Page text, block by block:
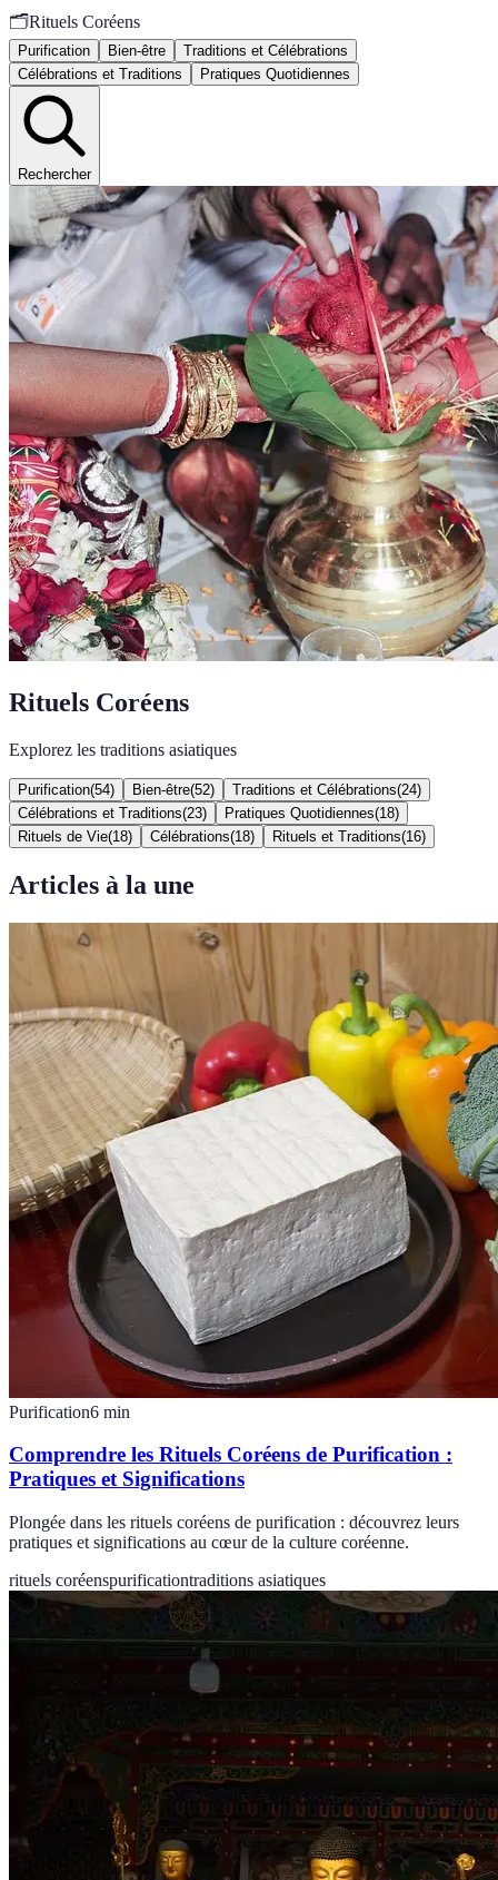
🗂️Rituels Coréens
Purification Bien-être
Traditions et Célébrations
Célébrations et Traditions
Pratiques Quotidiennes
Rechercher
Rituels Coréens
Explorez les traditions asiatiques
Purification(54) Bien-être(52) Traditions et Célébrations(24)
Célébrations et Traditions(23) Pratiques Quotidiennes(18)
Rituels de Vie(18) Célébrations(18) Rituels et Traditions(16)
Articles à la une
Purification6 min
Comprendre les Rituels Coréens de Purification :
Pratiques et Significations
Plongée dans les rituels coréens de purification : découvrez leurs
pratiques et significations au cœur de la culture coréenne.
rituels coréenspurificationtraditions asiatiques